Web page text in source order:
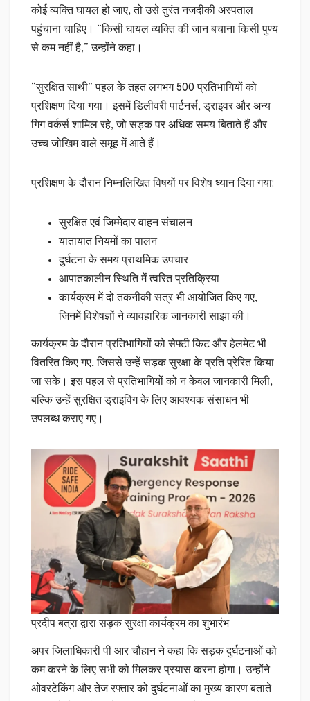
कोई व्यक्ति घायल हो जाए, तो उसे तुरंत नजदीकी अस्पताल
पहुंचाना चाहिए। “किसी घायल व्यक्ति की जान बचाना किसी पुण्य
से कम नहीं है,” उन्होंने कहा।
“सुरक्षित साथी” पहल के तहत लगभग 500 प्रतिभागियों को
प्रशिक्षण दिया गया। इसमें डिलीवरी पार्टनर्स, ड्राइवर और अन्य
गिग वर्कर्स शामिल रहे, जो सड़क पर अधिक समय बिताते हैं और
उच्च जोखिम वाले समूह में आते हैं।
प्रशिक्षण के दौरान निम्नलिखित विषयों पर विशेष ध्यान दिया गया:
सुरक्षित एवं जिम्मेदार वाहन संचालन
यातायात नियमों का पालन
दुर्घटना के समय प्राथमिक उपचार
आपातकालीन स्थिति में त्वरित प्रतिक्रिया
कार्यक्रम में दो तकनीकी सत्र भी आयोजित किए गए,
जिनमें विशेषज्ञों ने व्यावहारिक जानकारी साझा की।
कार्यक्रम के दौरान प्रतिभागियों को सेफ्टी किट और हेलमेट भी
वितरित किए गए, जिससे उन्हें सड़क सुरक्षा के प्रति प्रेरित किया
जा सके। इस पहल से प्रतिभागियों को न केवल जानकारी मिली,
बल्कि उन्हें सुरक्षित ड्राइविंग के लिए आवश्यक संसाधन भी
उपलब्ध कराए गए।
प्रदीप बत्रा द्वारा सड़क सुरक्षा कार्यक्रम का शुभारंभ
अपर जिलाधिकारी पी आर चौहान ने कहा कि सड़क दुर्घटनाओं को
कम करने के लिए सभी को मिलकर प्रयास करना होगा। उन्होंने
ओवरटेकिंग और तेज रफ्तार को दुर्घटनाओं का मुख्य कारण बताते